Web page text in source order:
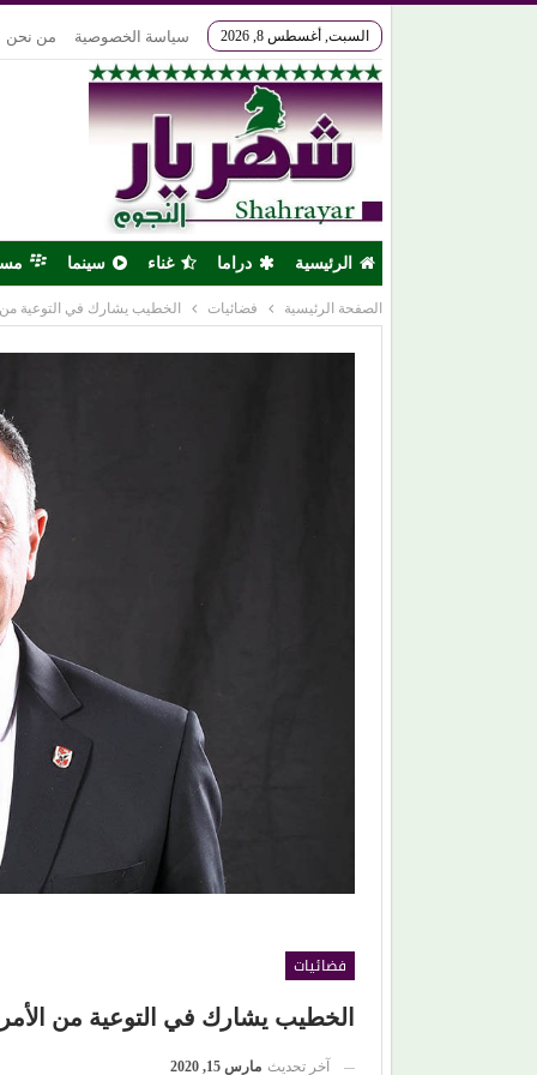
السبت, أغسطس 8, 2026 سياسة الخصوصية من نحن
الرئيسية دراما غناء سينما
الصفحة الرئيسية فضائيات الخطيب يشارك في التوعية
فضائيات
الخطيب يشارك في التوعية من
آخر تحديث مارس 15, 2020